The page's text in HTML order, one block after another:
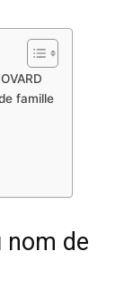
famille
nom de